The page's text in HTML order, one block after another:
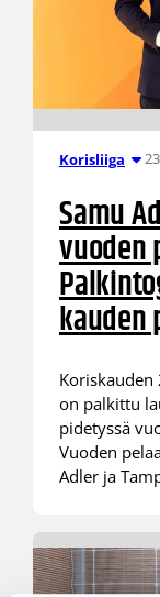
Korisliiga
Samu
vuoden
kauden
on palkittu
pidetyssä
Vuoden
Adler ja